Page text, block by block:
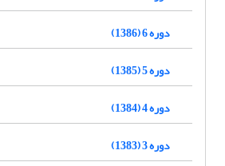
دوره 6 (1386)
دوره 5 (1385)
دوره 4 (1384)
دوره 3 (1383)